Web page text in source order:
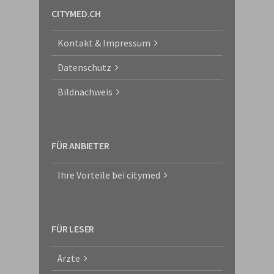
CITYMED.CH
Kontakt & Impressum
Datenschutz
Bildnachweis
FÜR ANBIETER
Ihre Vorteile bei citymed
FÜR LESER
Ärzte